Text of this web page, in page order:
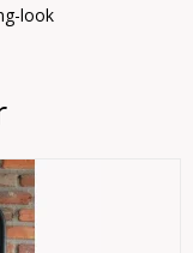
look